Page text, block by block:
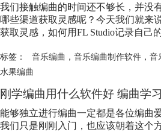
我们接触编曲的时间还不够长，并没
哪些渠道获取灵感呢？今天我们就来
获取灵感，如何用FL Studio记录自己
标签： 音乐编曲 ， 音乐编曲制作软件， 音
水果编曲
刚学编曲用什么软件好 编曲学
能够独立进行编曲一定都是各位编曲
我们只是刚刚入门，也应该朝着这个